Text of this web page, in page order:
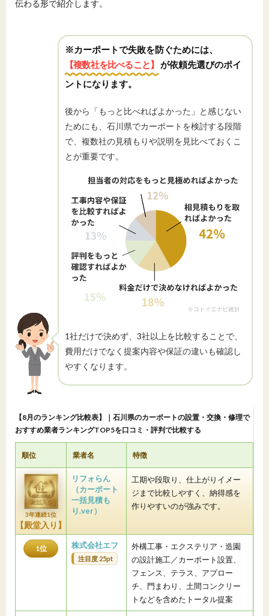
伝わる形で紹介します。
※カーポートで失敗を防ぐためには、
【複数社を比べること】
が依頼先選びのポイ
ントになります。
後から「もっと比べればよかった」と感じない
ためにも、石川県でカーポートを検討する段階
で、複数社の見積もりや説明を見比べておくこ
とが重要です。
1社だけで決めず、3社以上を比較することで、
費用だけでなく提案内容や保証の違いも確認し
やすくなります。
【8月のランキング比較表】｜石川県のカーポートの設置・交換・修理で
おすすめ業者ランキングTOP5を口コミ・評判で比較する
順位 業者名 特徴
3年連続1位
【殿堂入り】
リフォらん
（カーポート
一括見積も
り.ver）
工期や段取り、仕上がりイメー
ジまで比較しやすく、納得感を
作りやすいのが強みです。
1位 株式会社エフ
注目度 25pt
外構工事・エクステリア・造園
の設計施工／カーポート設置、
フェンス、テラス、アプロー
チ、門まわり、土間コンクリー
トなどを含めたトータル提案